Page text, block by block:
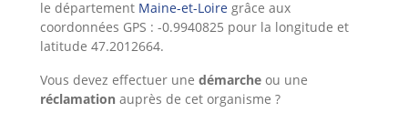
le département Maine-et-Loire grâce aux
coordonnées GPS : -0.9940825 pour la longitude et
latitude 47.2012664.
Vous devez effectuer une démarche ou une
réclamation auprès de cet organisme ?